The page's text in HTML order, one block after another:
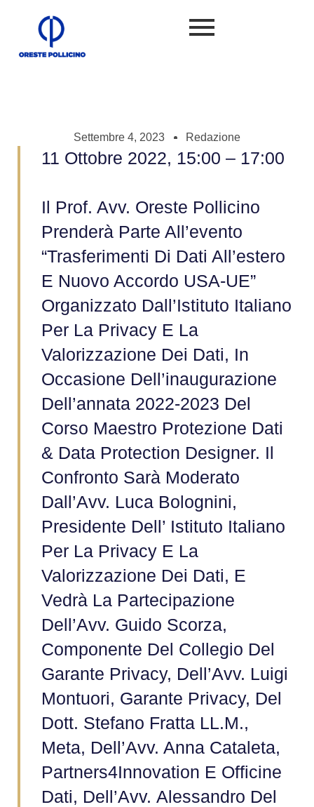
Settembre 4, 2023 Redazione
11 Ottobre 2022, 15:00 – 17:00
Il Prof. Avv. Oreste Pollicino
Prenderà Parte All’evento
“Trasferimenti Di Dati All’estero
E Nuovo Accordo USA-UE”
Organizzato Dall’Istituto Italiano
Per La Privacy E La
Valorizzazione Dei Dati, In
Occasione Dell’inaugurazione
Dell’annata 2022-2023 Del
Corso Maestro Protezione Dati
& Data Protection Designer. Il
Confronto Sarà Moderato
Dall’Avv. Luca Bolognini,
Presidente Dell’ Istituto Italiano
Per La Privacy E La
Valorizzazione Dei Dati, E
Vedrà La Partecipazione
Dell’Avv. Guido Scorza,
Componente Del Collegio Del
Garante Privacy, Dell’Avv. Luigi
Montuori, Garante Privacy, Del
Dott. Stefano Fratta LL.M.,
Meta, Dell’Avv. Anna Cataleta,
Partners4Innovation E Officine
Dati, Dell’Avv. Alessandro Del